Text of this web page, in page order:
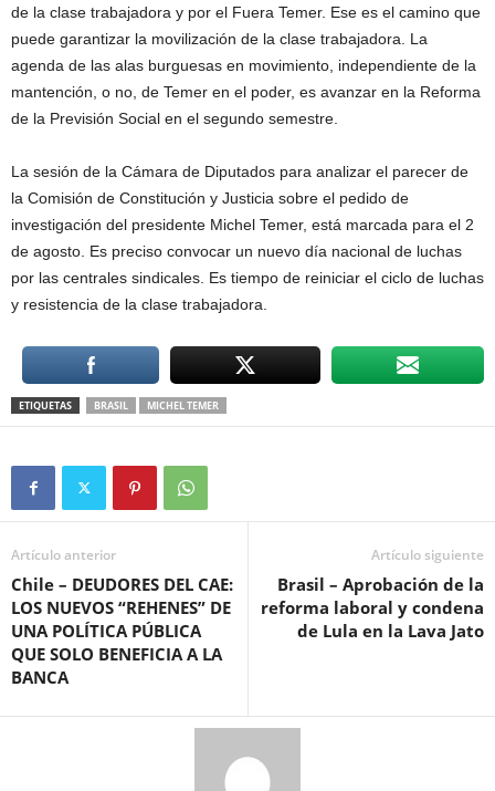
de la clase trabajadora y por el Fuera Temer. Ese es el camino que
puede garantizar la movilización de la clase trabajadora. La
agenda de las alas burguesas en movimiento, independiente de la
mantención, o no, de Temer en el poder, es avanzar en la Reforma
de la Previsión Social en el segundo semestre.
La sesión de la Cámara de Diputados para analizar el parecer de
la Comisión de Constitución y Justicia sobre el pedido de
investigación del presidente Michel Temer, está marcada para el 2
de agosto. Es preciso convocar un nuevo día nacional de luchas
por las centrales sindicales. Es tiempo de reiniciar el ciclo de luchas
y resistencia de la clase trabajadora.
ETIQUETAS BRASIL MICHEL TEMER
Artículo anterior
Chile – DEUDORES DEL CAE:
LOS NUEVOS “REHENES” DE
UNA POLÍTICA PÚBLICA
QUE SOLO BENEFICIA A LA
BANCA
Artículo siguiente
Brasil – Aprobación de la
reforma laboral y condena
de Lula en la Lava Jato